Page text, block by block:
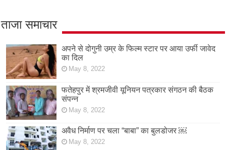
ताजा समाचार
अपने से दोगुनी उम्र के फिल्म स्टार पर आया उर्फी जावेद
का दिल
May 8, 2022
फतेहपुर में श्रमजीवी यूनियन पत्रकार संगठन की बैठक
संपन्न
May 8, 2022
अवैध निर्माण पर चला “बाबा” का बुलडोजर ￼
May 8, 2022